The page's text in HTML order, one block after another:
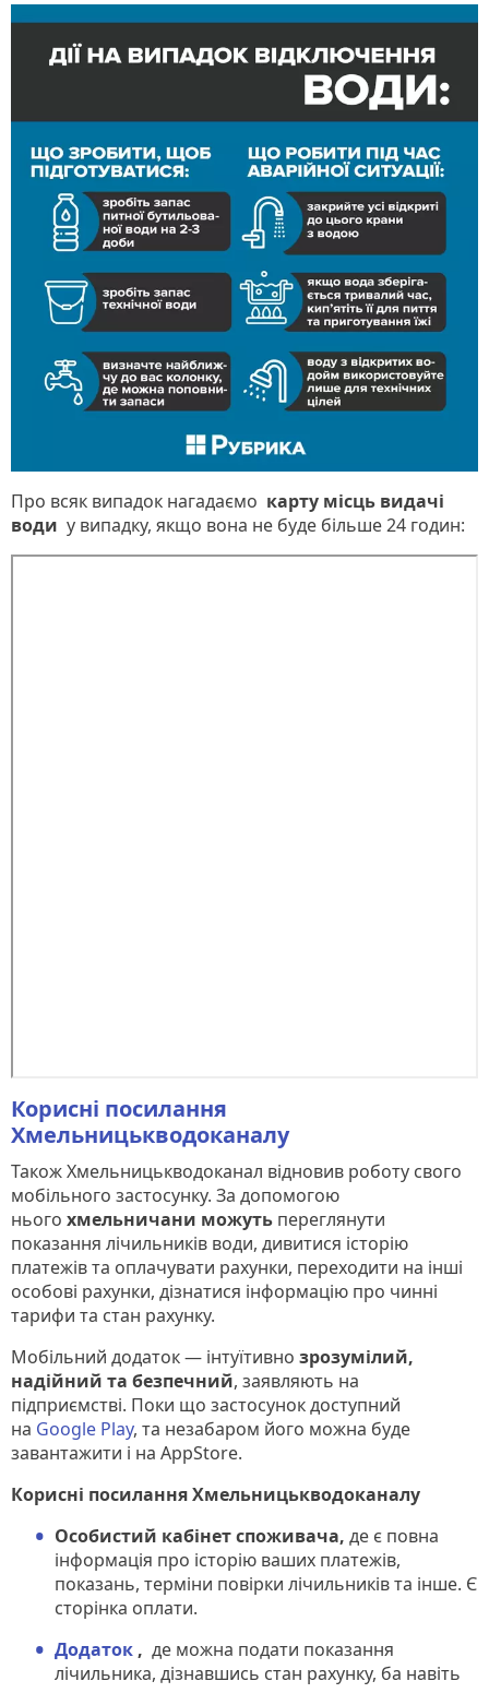
Про всяк випадок нагадаємо карту місць видачі
води у випадку, якщо вона не буде більше 24 годин:
Корисні посилання
Хмельницькводоканалу
Також Хмельницькводоканал відновив роботу свого
мобільного застосунку. За допомогою
нього хмельничани можуть переглянути
показання лічильників води, дивитися історію
платежів та оплачувати рахунки, переходити на інші
особові рахунки, дізнатися інформацію про чинні
тарифи та стан рахунку.
Мобільний додаток — інтуїтивно зрозумілий,
надійний та безпечний, заявляють на
підприємстві. Поки що застосунок доступний
на Google Play, та незабаром його можна буде
завантажити і на AppStore.
Корисні посилання Хмельницькводоканалу
Особистий кабінет споживача, де є повна
інформація про історію ваших платежів,
показань, терміни повірки лічильників та інше. Є
сторінка оплати.
Додаток , де можна подати показання
лічильника, дізнавшись стан рахунку, ба навіть